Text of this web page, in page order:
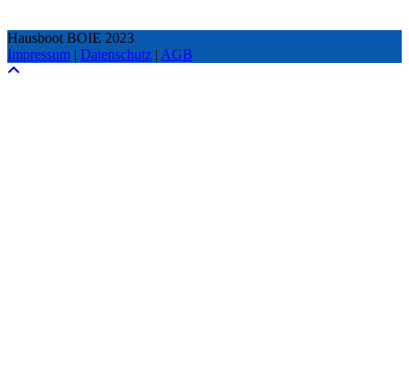
Ihre Telefonnummer
Hausboot BOIE 2023
Impressum | Datenschutz | AGB